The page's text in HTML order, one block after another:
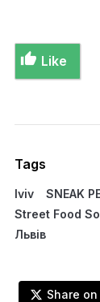
Like
Tags
lviv SNEAK
Street Food
Львів
Share on